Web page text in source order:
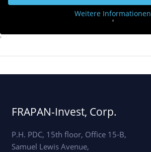
Weitere Informationen
'
'
FRAPAN-Invest, Corp.
P.H. PDC, 15th floor, Office 15-B,
Samuel Lewis Avenue,